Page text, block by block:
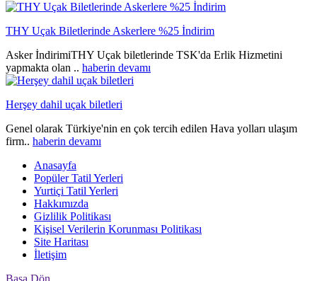
THY Uçak Biletlerinde Askerlere %25 İndirim
Asker İndirimiTHY Uçak biletlerinde TSK'da Erlik Hizmetini
yapmakta olan .. haberin devamı
Herşey dahil uçak biletleri
Genel olarak Türkiye'nin en çok tercih edilen Hava yolları ulaşım
firm.. haberin devamı
Anasayfa
Popüler Tatil Yerleri
Yurtiçi Tatil Yerleri
Hakkımızda
Gizlilik Politikası
Kişisel Verilerin Korunması Politikası
Site Haritası
İletişim
Başa Dön